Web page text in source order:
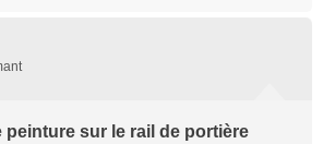
peinture sur le rail de portière